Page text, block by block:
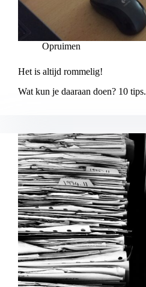
Opruimen
Het is altijd rommelig!
Wat kun je daaraan doen? 10 tips.